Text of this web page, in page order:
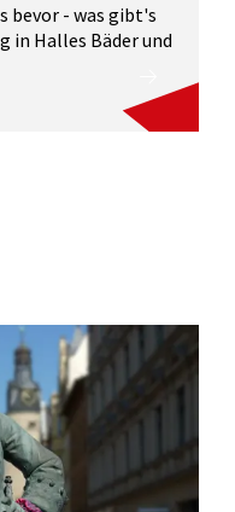
bevor - was gibt's
in Halles Bäder und